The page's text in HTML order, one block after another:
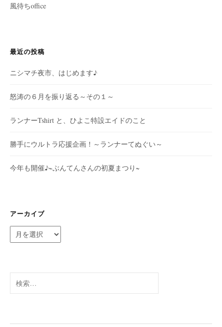
風待ちoffice
最近の投稿
ニシマチ夜市、はじめます♪
怒涛の６月を振り返る～その１～
ランナーTshirt と、ひよこ特設エイドのこと
勝手にウルトラ応援企画！～ランナーてぬぐい～
今年も開催♪~ぶんてんさんの初夏まつり~
アーカイブ
ー
ブ
索: